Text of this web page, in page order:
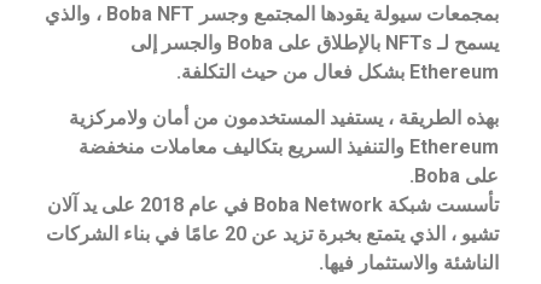
بمجمعات سيولة يقودها المجتمع وجسر Boba NFT ، والذي
يسمح لـ NFTs بالإطلاق على Boba والجسر إلى
Ethereum بشكل فعال من حيث التكلفة.
بهذه الطريقة ، يستفيد المستخدمون من أمان ولامركزية
Ethereum والتنفيذ السريع بتكاليف معاملات منخفضة
على Boba.
تأسست شبكة Boba Network في عام 2018 على يد آلان
تشيو ، الذي يتمتع بخبرة تزيد عن 20 عامًا في بناء الشركات
الناشئة والاستثمار فيها.